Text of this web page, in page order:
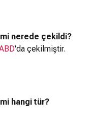
nerede çekildi?
'da çekilmiştir.
hangi tür?